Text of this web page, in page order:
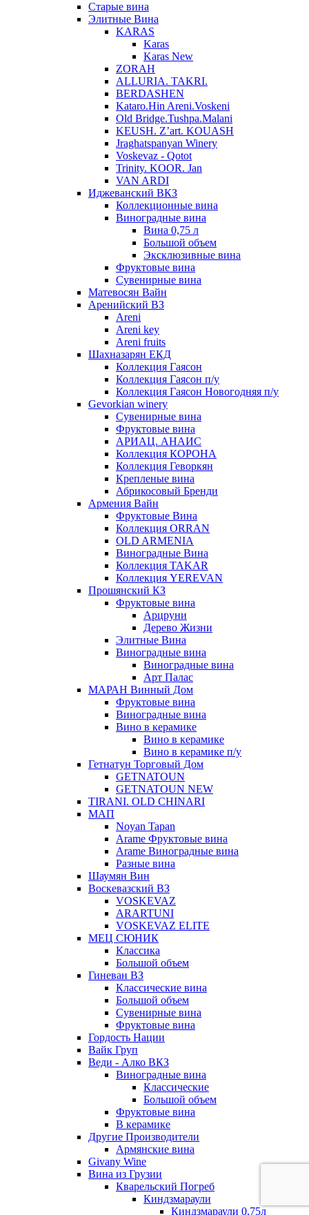
Старые вина
Элитные Вина
KARAS
Karas
Karas New
ZORAH
ALLURIA. TAKRI.
BERDASHEN
Kataro.Hin Areni.Voskeni
Old Bridge.Tushpa.Malani
KEUSH. Z’art. KOUASH
Jraghatspanyan Winery
Voskevaz - Qotot
Trinity. KOOR. Jan
VAN ARDI
Иджеванский ВКЗ
Коллекционные вина
Виноградные вина
Вина 0,75 л
Большой объем
Эксклюзивные вина
Фруктовые вина
Cувенирные вина
Матевосян Вайн
Аренийский ВЗ
Areni
Areni key
Areni fruits
Шахназарян ЕКД
Коллекция Гаясон
Коллекция Гаясон п/у
Коллекция Гаясон Новогодняя п/у
Gevorkian winery
Сувенирные вина
Фруктовые вина
АРИАЦ. АНАИС
Коллекция КОРОНА
Коллекция Геворкян
Крепленые вина
Абрикосовый Бренди
Армения Вайн
Фруктовые Вина
Коллекция ORRAN
OLD ARMENIA
Виноградные Вина
Коллекция TAKAR
Коллекция YEREVAN
Прошянский КЗ
Фруктовые вина
Арцруни
Дерево Жизни
Элитные Вина
Виноградные вина
Виноградные вина
Арт Палас
МАРАН Винный Дом
Фруктовые вина
Виноградные вина
Вино в керамике
Вино в керамике
Вино в керамике п/у
Гетнатун Торговый Дом
GETNATOUN
GETNATOUN NEW
TIRANI. OLD CHINARI
МАП
Noyan Tapan
Arame Фруктовые вина
Arame Виноградные вина
Разные вина
Шаумян Вин
Воскевазский ВЗ
VOSKEVAZ
ARARTUNI
VOSKEVAZ ELITE
МЕЦ СЮНИК
Классика
Большой объем
Гиневан ВЗ
Классические вина
Большой объем
Сувенирные вина
Фруктовые вина
Гордость Нации
Вайк Груп
Веди - Алко ВКЗ
Виноградные вина
Классические
Большой объем
Фруктовые вина
В керамике
Другие Производители
Армянские вина
Givany Wine
Вина из Грузии
Кварельский Погреб
Киндзмараули
Киндзмараули 0,75л